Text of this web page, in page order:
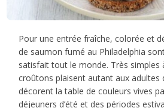
Pour une entrée fraîche, colorée et
de saumon fumé au Philadelphia
satisfait tout le monde. Très simples
croûtons plaisent autant aux adultes
décorent la table de couleurs vives
déjeuners d’été et des périodes